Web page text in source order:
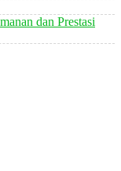
dan Prestasi